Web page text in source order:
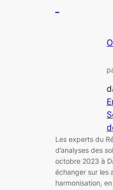
Les experts du
d’analyses des
octobre 2023 à
échanger sur les
harmonisation,